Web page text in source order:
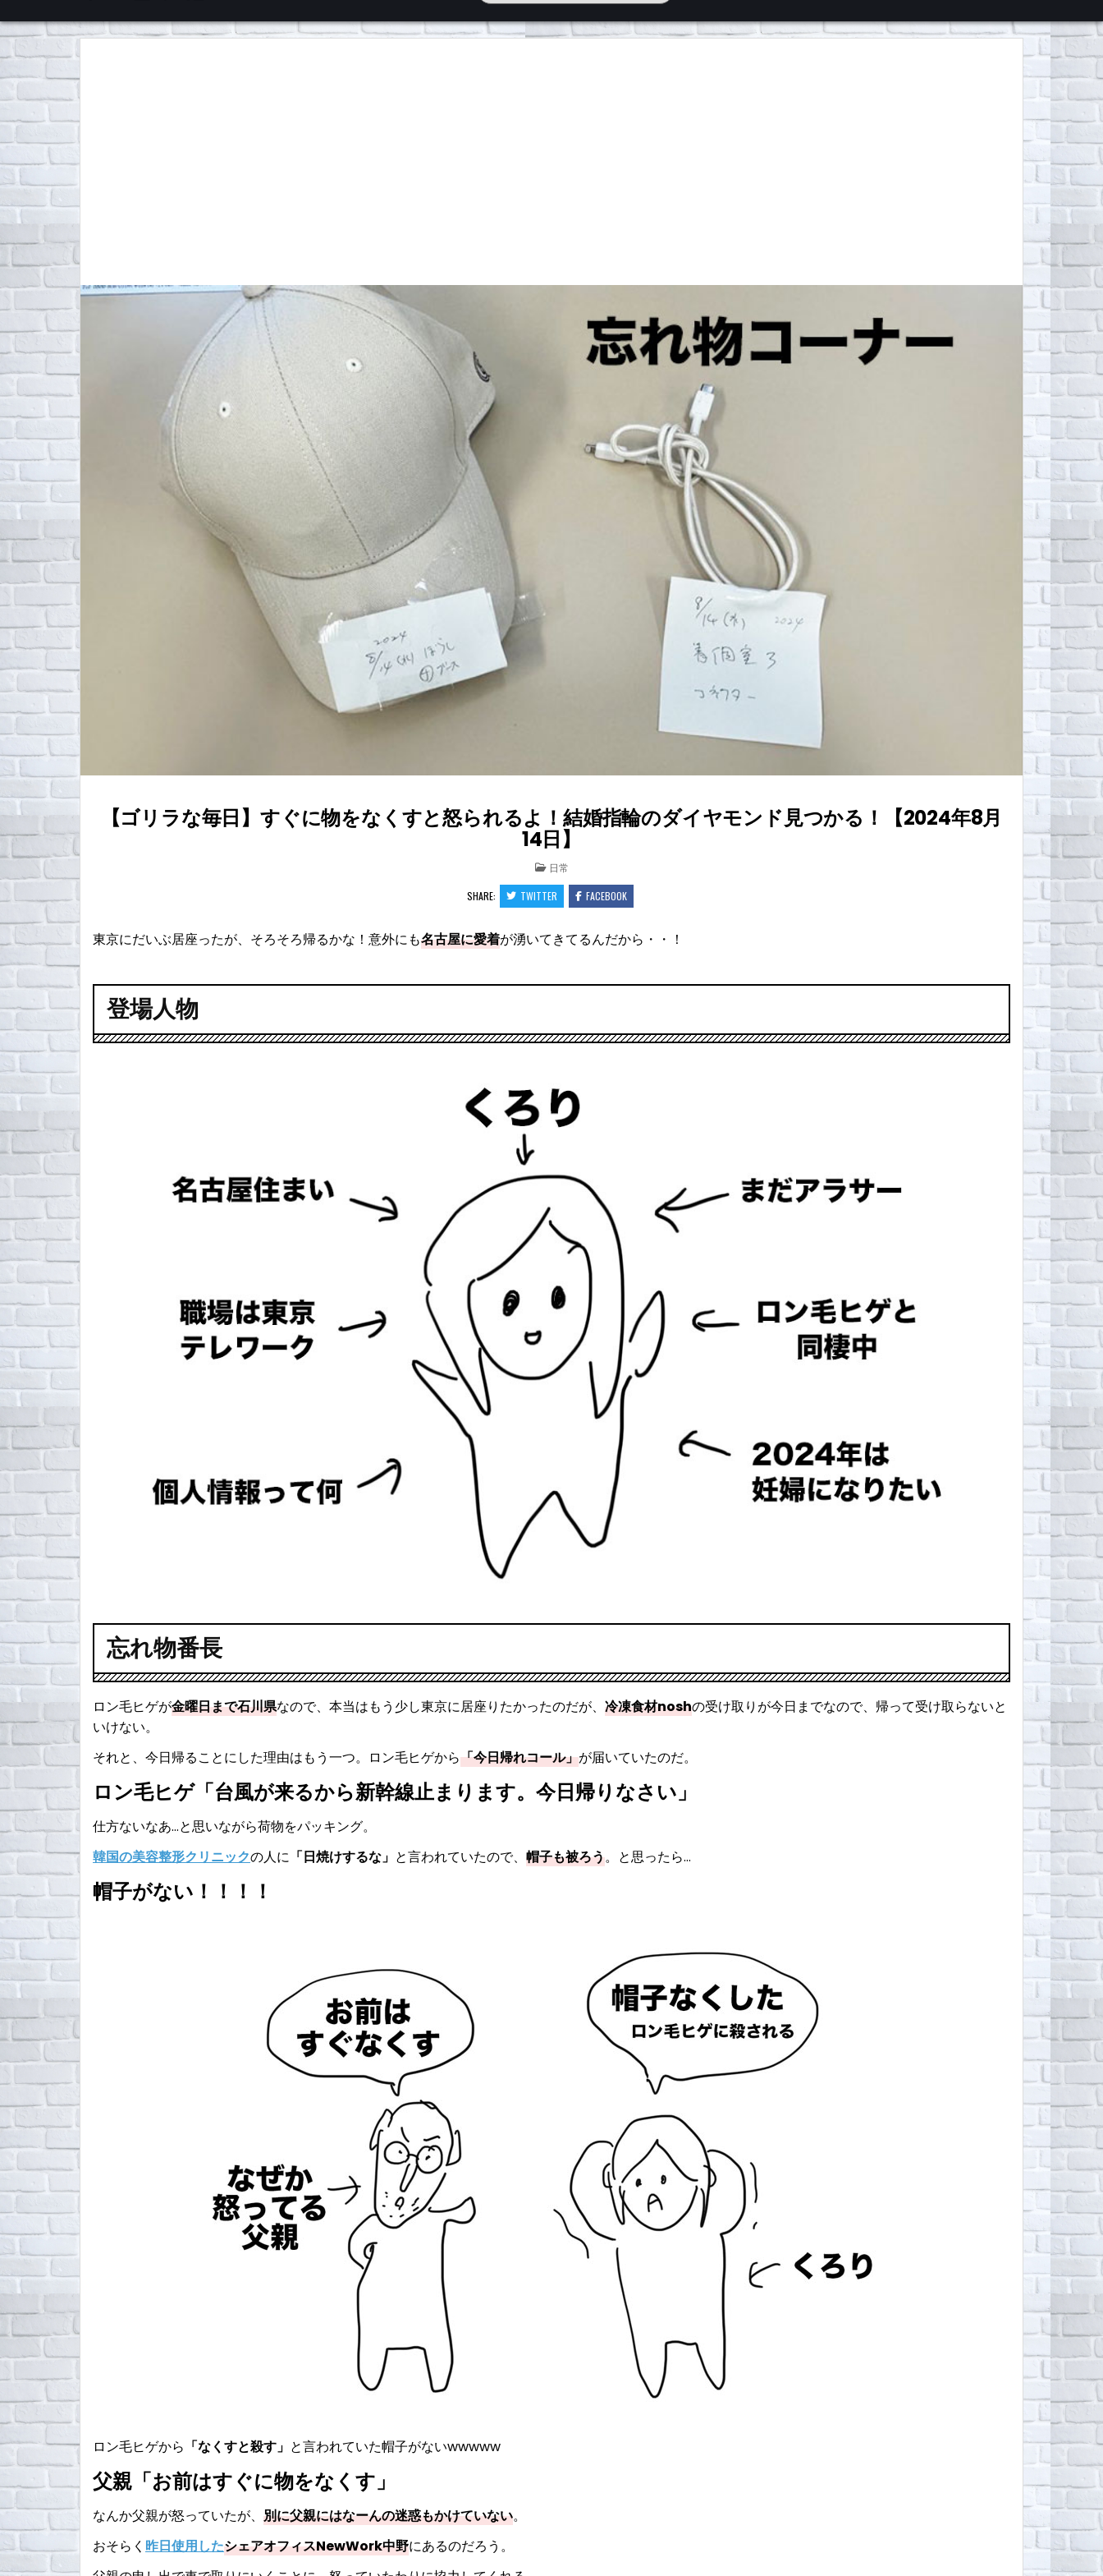
くろチャンネル
【ゴリラな毎日】すぐに物をなくすと怒られるよ！結婚指輪のダイヤモンド見つかる！【2024年8月
14日】
POSTED
IN
日常
SHARE: TWITTER FACEBOOK
東京にだいぶ居座ったが、そろそろ帰るかな！意外にも名古屋に愛着が湧いてきてるんだから・・！
登場人物
忘れ物番長
ロン毛ヒゲが金曜日まで石川県なので、本当はもう少し東京に居座りたかったのだが、 冷凍食材noshの受け取りが今日までなので、帰って受け取らないと
いけない。
それと、今日帰ることにした理由はもう一つ。ロン毛ヒゲから「今日帰れコール」が届いていたのだ。
ロン毛ヒゲ「台風が来るから新幹線止まります。今日帰りなさい」
仕方ないなあ…と思いながら荷物をパッキング。
韓国の美容整形クリニックの人に 「日焼けするな」 と言われていたので、 帽子も被ろう。と思ったら…
帽子がない！！！！
ロン毛ヒゲから 「なくすと殺す」 と言われていた帽子がないwwwww
父親「お前はすぐに物をなくす」
なんか父親が怒っていたが、 別に父親にはなーんの迷惑もかけていない。
おそらく 昨日使用したシェアオフィスNewWork中野にあるのだろう。